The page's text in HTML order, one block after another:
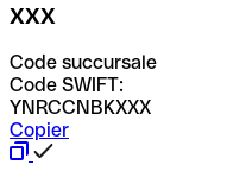
XXX
Code succursale
Code SWIFT:
YNRCCNBKXXX
Copier